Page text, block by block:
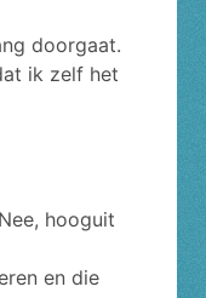
doorgaat.
ik zelf het
hooguit
en die